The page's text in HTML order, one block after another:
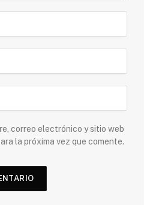
correo electrónico y sitio web
la próxima vez que comente.